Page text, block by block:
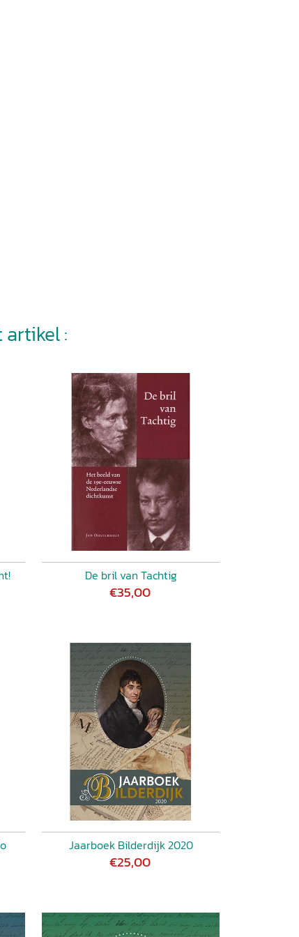
:
De bril van Tachtig
€35,00
Jaarboek Bilderdijk 2020
€25,00